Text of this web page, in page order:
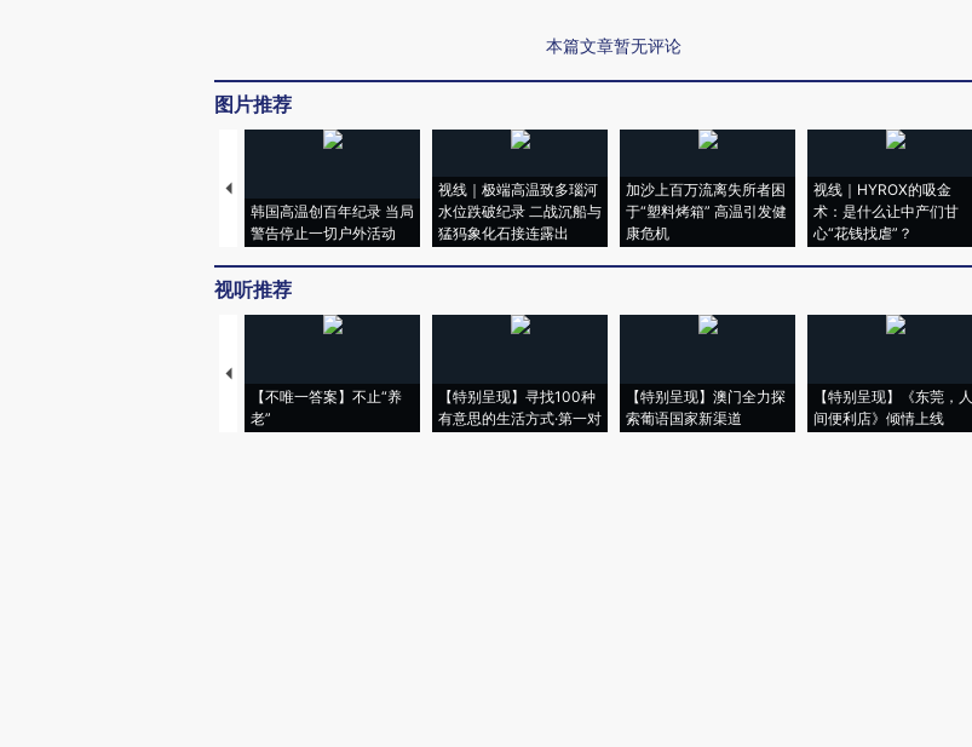
本篇文章暂无评论
图片推荐
韩国高温创百年纪录 当局
警告停止一切户外活动
视线｜极端高温致多瑙河
水位跌破纪录 二战沉船与
猛犸象化石接连露出
加沙上百万流离失所者困
于“塑料烤箱” 高温引发健
康危机
视线｜HYROX的吸金
术：是什么让中产们甘
心“花钱找虐”？
视听推荐
【不唯一答案】不止“养
老”
【特别呈现】寻找100种
有意思的生活方式·第一对
【特别呈现】澳门全力探
索葡语国家新渠道
【特别呈现】《东莞，人
间便利店》倾情上线